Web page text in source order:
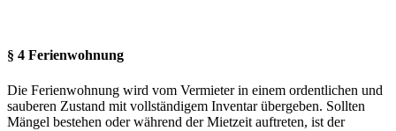
§ 4 Ferienwohnung
Die Ferienwohnung wird vom Vermieter in einem ordentlichen und
sauberen Zustand mit vollständigem Inventar übergeben. Sollten
Mängel bestehen oder während der Mietzeit auftreten, ist der